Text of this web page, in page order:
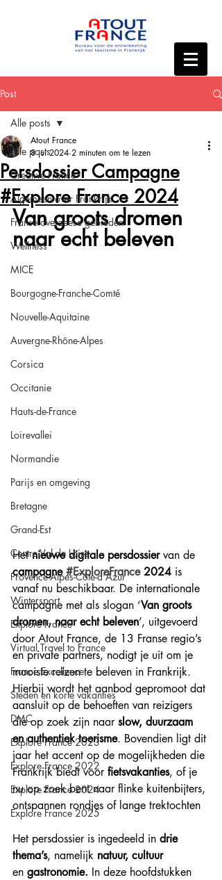
Post
Alle posts
Creative France
Algemeen over Frankrijk
Franse overzeese gebieden
Wellness
MICE
Bourgogne-Franche-Comté
Nouvelle-Aquitaine
Auvergne-Rhône-Alpes
Corsica
Occitanie
Hauts-de-France
Loirevallei
Normandie
Parijs en omgeving
Bretagne
Grand-Est
Centre Val de Loire
Provence-Alpes-Côte-d'Azur
Wintersport
Explore France
Virtual Travel to France
France Excellence
Steden en korte vakanties
DMC
Explore France 2023
Explore France 2022
Explore France 2024
Explore France 2025
Alle posts
Persdossier Campagne
#Explore France 2024
Atout France
8 jul 2024 2 minuten om te lezen
Van groots dromen
naar echt beleven
Het nieuwe digitale persdossier van de
campagne #ExploreFrance 2024 is
vanaf nu beschikbaar. De internationale
campagne met als slogan ‘Van groots
dromen, naar echt beleven’, uitgevoerd
door Atout France, de 13 Franse regio’s
en private partners, nodigt je uit om je
mooiste reizen te beleven in Frankrijk.
Hierbij wordt het aanbod gepromoot dat
aansluit op de behoeften van reizigers
die op zoek zijn naar slow, duurzaam
en authentiek toerisme. Bovendien ligt dit
jaar het accent op de mogelijkheden die
Frankrijk biedt voor fietsvakanties, of je
nu op zoek bent naar flinke kuitenbijters,
ontspannen rondjes of lange trektochten
Het persdossier is ingedeeld in drie
thema’s, namelijk natuur, cultuur
en gastronomie. In deze hoofdstukken